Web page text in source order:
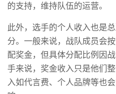
的支持，维持队伍的运营。
此外，选手的个人收入也是
分。一般来说，战队成员会
配奖金，但具体分配比例因
手来说，奖金收入只是他们
入如代言费、个人品牌等也